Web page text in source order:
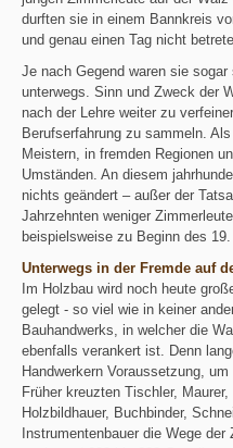
durften sie in einem Bannkreis
und genau einen Tag nicht
Je nach Gegend waren sie
unterwegs. Sinn und Zweck der
nach der Lehre weiter zu
Berufserfahrung zu sammeln.
Meistern, in fremden Regionen
Umständen. An diesem
nichts geändert – außer der
Jahrzehnten weniger
beispielsweise zu Beginn des
Unterwegs in der Fremde auf
Im Holzbau wird noch heute
gelegt - so viel wie in keiner
Bauhandwerks, in welcher die
ebenfalls verankert ist. Denn
Handwerkern Voraussetzung,
Früher kreuzten Tischler,
Holzbildhauer, Buchbinder,
Instrumentenbauer die Wege